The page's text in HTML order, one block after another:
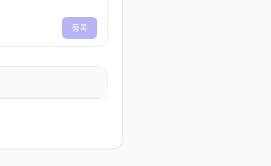
등록